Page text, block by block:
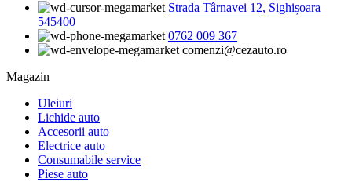
Strada Târnavei 12, Sighișoara
545400
0762 009 367
comenzi@cezauto.ro
Magazin
Uleiuri
Lichide auto
Accesorii auto
Electrice auto
Consumabile service
Piese auto